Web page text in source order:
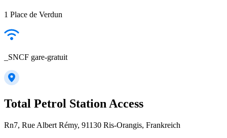
1 Place de Verdun
_SNCF gare-gratuit
Total Petrol Station Access
Rn7, Rue Albert Rémy, 91130 Ris-Orangis, Frankreich